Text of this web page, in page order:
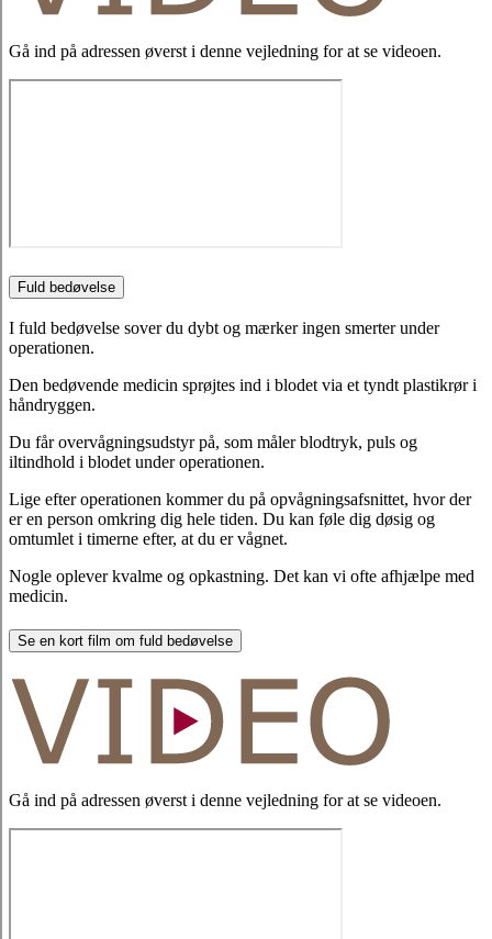
Gå ind på adressen øverst i denne vejledning for at se videoen.
Fuld bedøvelse
I fuld bedøvelse sover du dybt og mærker ingen smerter under
operationen.
Den bedøvende medicin sprøjtes ind i blodet via et tyndt plastikrør i
håndryggen.
Du får overvågningsudstyr på, som måler blodtryk, puls og
iltindhold i blodet under operationen.
Lige efter operationen kommer du på opvågningsafsnittet, hvor der
er en person omkring dig hele tiden. Du kan føle dig døsig og
omtumlet i timerne efter, at du er vågnet.
Nogle oplever kvalme og opkastning. Det kan vi ofte afhjælpe med
medicin.
Se en kort film om fuld bedøvelse
Gå ind på adressen øverst i denne vejledning for at se videoen.